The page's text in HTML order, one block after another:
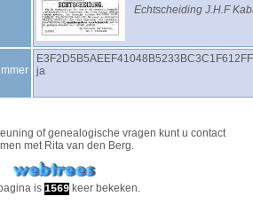
Echtscheiding J.H.F
ja
of genealogische vragen kunt u contact
met Rita van den Berg.
is 1569keer bekeken.